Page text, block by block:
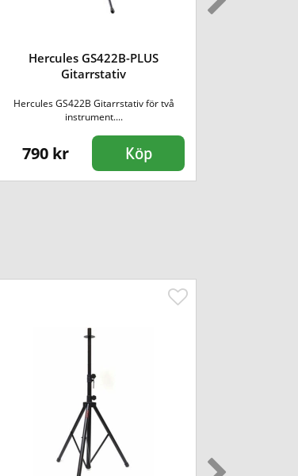
Hercules GS422B-PLUS
Gitarrstativ
Hercules GS422B Gitarrstativ för två
instrument....
790 kr Köp